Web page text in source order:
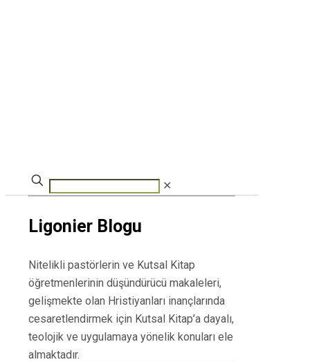
✕
Ligonier Blogu
Nitelikli pastörlerin ve Kutsal Kitap
öğretmenlerinin düşündürücü makaleleri,
gelişmekte olan Hristiyanları inançlarında
cesaretlendirmek için Kutsal Kitap’a dayalı,
teolojik ve uygulamaya yönelik konuları ele
almaktadır.